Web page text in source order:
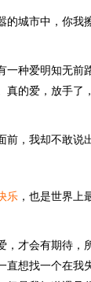
的城市中，你我
一种爱明知无前
真的爱，放手了
前，我却不敢
乐 ，也是世界上
，才会有期待，
直想找一个在我